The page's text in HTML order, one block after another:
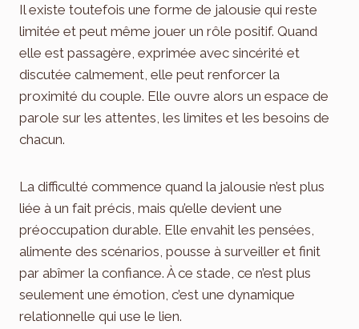
Il existe toutefois une forme de jalousie qui reste
limitée et peut même jouer un rôle positif. Quand
elle est passagère, exprimée avec sincérité et
discutée calmement, elle peut renforcer la
proximité du couple. Elle ouvre alors un espace de
parole sur les attentes, les limites et les besoins de
chacun.
La difficulté commence quand la jalousie n’est plus
liée à un fait précis, mais qu’elle devient une
préoccupation durable. Elle envahit les pensées,
alimente des scénarios, pousse à surveiller et finit
par abîmer la confiance. À ce stade, ce n’est plus
seulement une émotion, c’est une dynamique
relationnelle qui use le lien.